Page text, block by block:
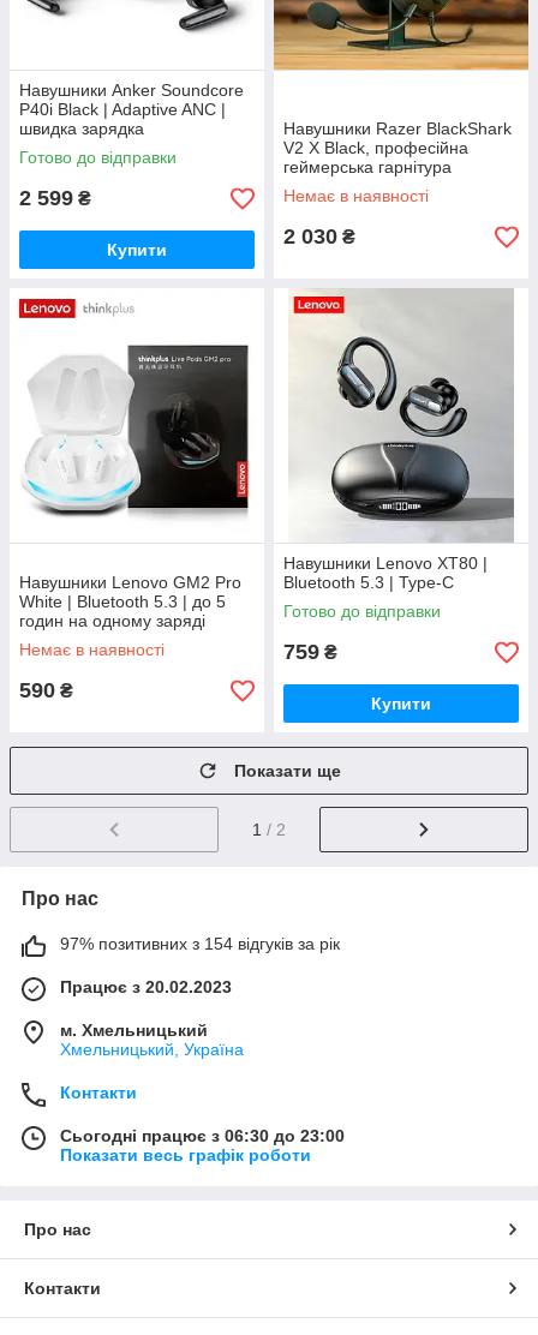
Навушники Anker Soundcore
P40i Black | Adaptive ANC |
швидка зарядка
Готово до відправки
2 599 ₴
Купити
Навушники Razer BlackShark
V2 X Black, професійна
геймерська гарнітура
Немає в наявності
2 030 ₴
Навушники Lenovo GM2 Pro
White | Bluetooth 5.3 | до 5
годин на одному заряді
Немає в наявності
590 ₴
Навушники Lenovo XT80 |
Bluetooth 5.3 | Type-C
Готово до відправки
759 ₴
Купити
Показати ще
1 / 2
Про нас
97% позитивних з 154 відгуків за рік
Працює з 20.02.2023
м. Хмельницький
Хмельницький, Україна
Контакти
Сьогодні працює з 06:30 до 23:00
Показати весь графік роботи
Про нас
Контакти